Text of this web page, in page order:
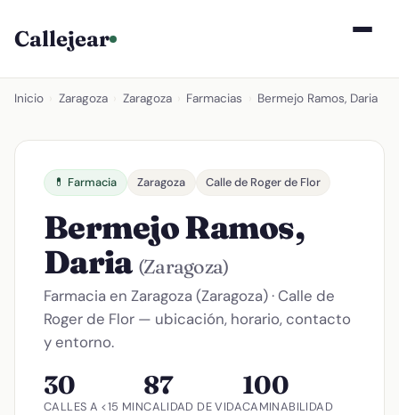
Callejear
Inicio Zaragoza Zaragoza Farmacias Bermejo Ramos, Daria
💊 Farmacia Zaragoza Calle de Roger de Flor
Bermejo Ramos,
Daria (Zaragoza)
Farmacia en Zaragoza (Zaragoza) · Calle de
Roger de Flor — ubicación, horario, contacto
y entorno.
30
CALLES A <15 MIN
87
CALIDAD DE VIDA
100
CAMINABILIDAD